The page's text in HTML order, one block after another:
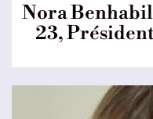
Nora
23,